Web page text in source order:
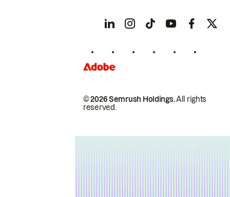
© 2026 Semrush Holdings.All rights
reserved.